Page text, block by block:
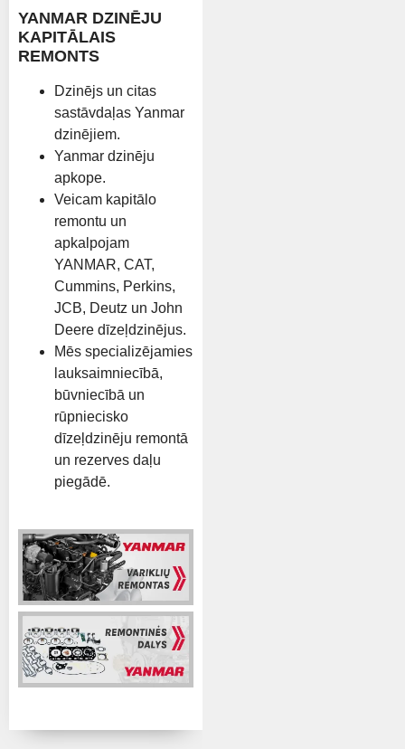
YANMAR DZINĒJU
KAPITĀLAIS
REMONTS
Dzinējs un citas
sastāvdaļas Yanmar
dzinējiem.
Yanmar dzinēju
apkope.
Veicam kapitālo
remontu un
apkalpojam
YANMAR, CAT,
Cummins, Perkins,
JCB, Deutz un John
Deere dīzeļdzinējus.
Mēs specializējamies
lauksaimniecībā,
būvniecībā un
rūpniecisko
dīzeļdzinēju remontā
un rezerves daļu
piegādē.